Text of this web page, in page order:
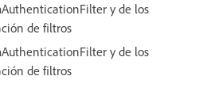
y de los
de filtros
y de los
de filtros